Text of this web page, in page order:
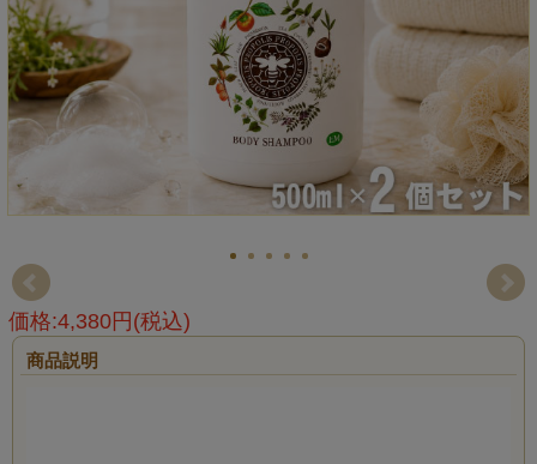
価格:4,380円(税込)
商品説明